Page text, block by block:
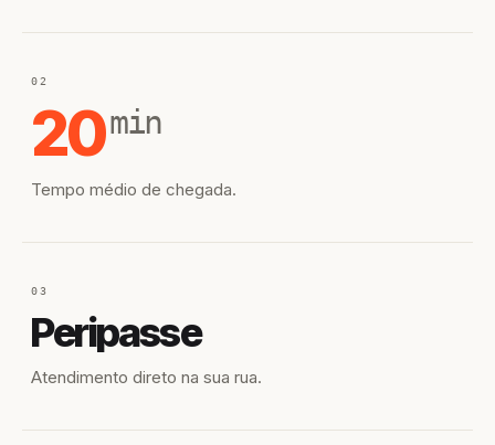
02
20min
Tempo médio de chegada.
03
Peripasse
Atendimento direto na sua rua.